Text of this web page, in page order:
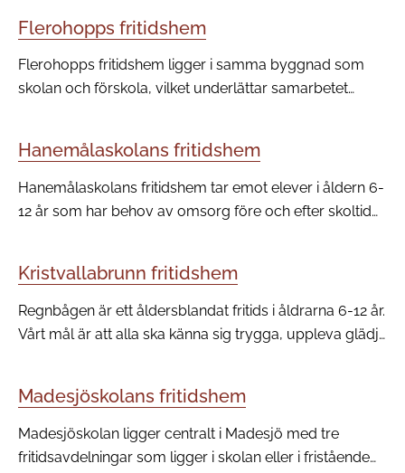
Flerohopps fritidshem
Flerohopps fritidshem ligger i samma byggnad som
skolan och förskola, vilket underlättar samarbetet
Hanemålaskolans fritidshem
Hanemålaskolans fritidshem tar emot elever i åldern 6-
12 år som har behov av omsorg före och efter skoltid
meningsfull fritid och stöd i utvecklingen.
Kristvallabrunn fritidshem
Regnbågen är ett åldersblandat fritids i åldrarna 6-12 år.
Vårt mål är att alla ska känna sig trygga, uppleva glädje
Madesjöskolans fritidshem
Madesjöskolan ligger centralt i Madesjö med tre
fritidsavdelningar som ligger i skolan eller i fristående